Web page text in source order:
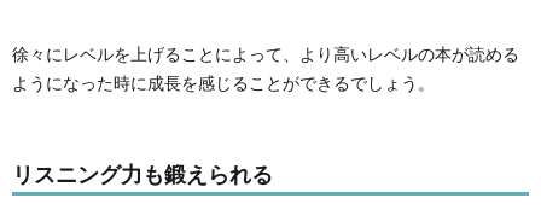
徐々にレベルを上げることによって、より高いレベルの本が読める
ようになった時に成長を感じることができるでしょう。
リスニング力も鍛えられる